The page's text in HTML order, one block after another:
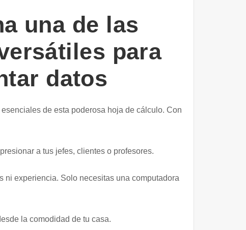
una de las
para
datos
de esta poderosa hoja de cálculo. Con
a tus jefes, clientes o profesores.
ni experiencia. Solo necesitas una computadora
la comodidad de tu casa.